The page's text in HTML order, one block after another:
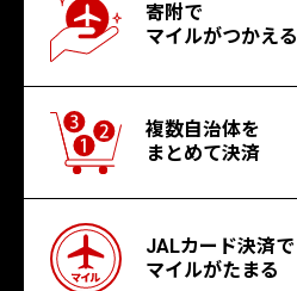
寄附で
マイルがつかえる
複数自治体を
まとめて決済
JALカード決済で
マイルがたまる